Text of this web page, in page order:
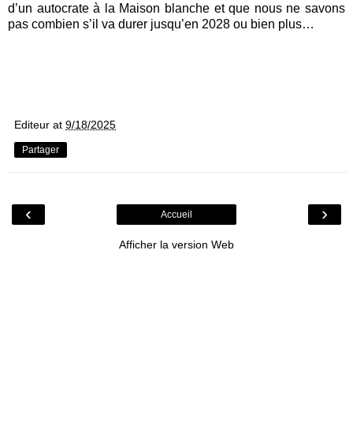
d’un autocrate à la Maison blanche et que nous ne savons
pas combien s’il va durer jusqu’en 2028 ou bien plus…
Editeur at 9/18/2025
Partager
‹ ›
Accueil
Afficher la version Web